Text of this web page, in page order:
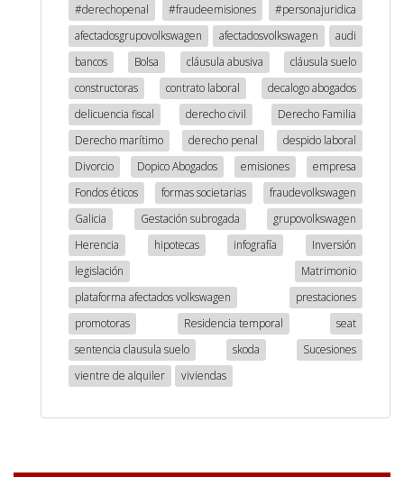
#derechopenal #fraudeemisiones
#personajuridica
afectadosgrupovolkswagen
afectadosvolkswagen
audi
bancos
Bolsa cláusula abusiva
cláusula suelo
constructoras
contrato laboral
decalogo abogados
delicuencia fiscal
derecho civil
Derecho Familia
Derecho marítimo
derecho penal
despido laboral
Divorcio
Dopico Abogados emisiones
empresa
Fondos éticos
formas societarias
fraudevolkswagen
Galicia
Gestación subrogada
grupovolkswagen
Herencia
hipotecas infografía
Inversión
legislación
Matrimonio
plataforma afectados volkswagen
prestaciones
promotoras
Residencia temporal
seat
sentencia clausula suelo
skoda
Sucesiones
vientre de alquiler
viviendas